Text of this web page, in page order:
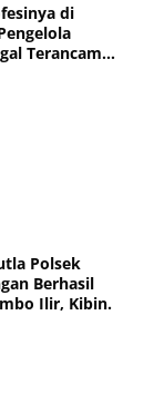
di
Terancam
Aktivis
Polsek
Berhasil
Ilir, Kibin.